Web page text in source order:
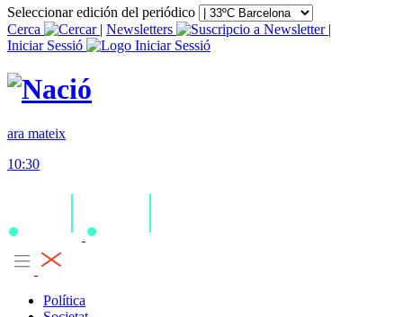
Seleccionar edición del periódico
Cerca
| Newsletters
|
Iniciar Sessió
ara mateix
10:30
Política